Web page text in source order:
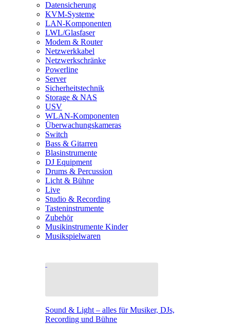
Datensicherung
KVM-Systeme
LAN-Komponenten
LWL/Glasfaser
Modem & Router
Netzwerkkabel
Netzwerkschränke
Powerline
Server
Sicherheitstechnik
Storage & NAS
USV
WLAN-Komponenten
Überwachungskameras
Switch
Bass & Gitarren
Blasinstrumente
DJ Equipment
Drums & Percussion
Licht & Bühne
Live
Studio & Recording
Tasteninstrumente
Zubehör
Musikinstrumente Kinder
Musikspielwaren
Sound & Light – alles für Musiker, DJs,
Recording und Bühne